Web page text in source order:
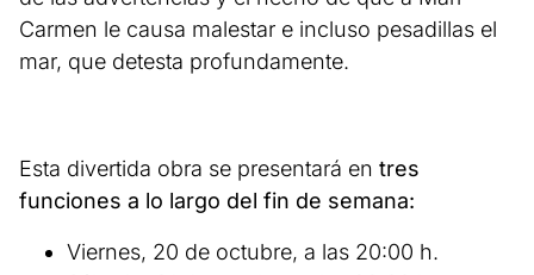
Carmen le causa malestar e incluso pesadillas el
mar, que detesta profundamente.
Esta divertida obra se presentará en tres
funciones a lo largo del fin de semana:
Viernes, 20 de octubre, a las 20:00 h.